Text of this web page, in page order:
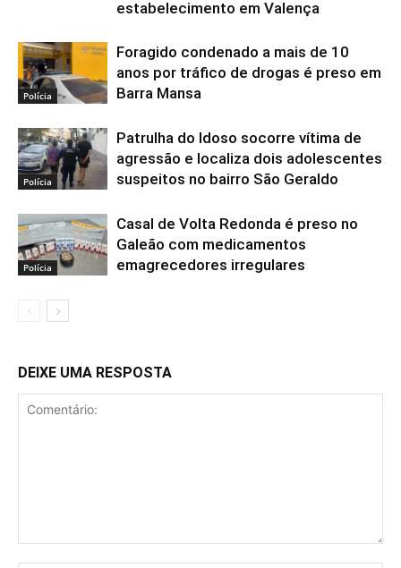
estabelecimento em Valença
Polícia
Foragido condenado a mais de 10
anos por tráfico de drogas é preso em
Barra Mansa
Polícia
Patrulha do Idoso socorre vítima de
agressão e localiza dois adolescentes
suspeitos no bairro São Geraldo
Polícia
Casal de Volta Redonda é preso no
Galeão com medicamentos
emagrecedores irregulares
DEIXE UMA RESPOSTA